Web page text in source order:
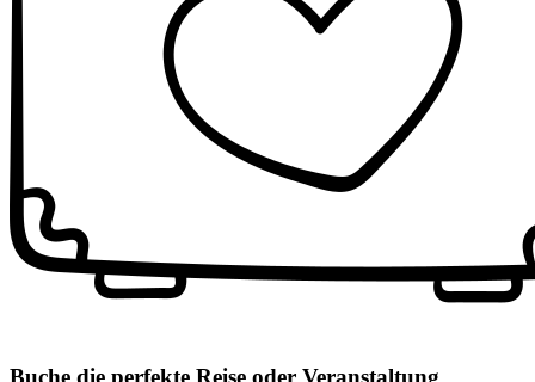
Buche die perfekte Reise oder Veranstaltung